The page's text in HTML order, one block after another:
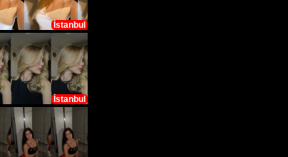
İstanbul
İstanbul